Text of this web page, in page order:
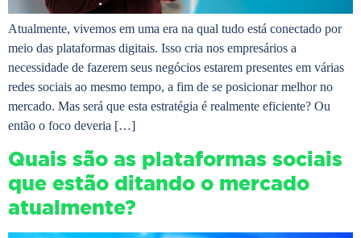
Atualmente, vivemos em uma era na qual tudo está conectado por
meio das plataformas digitais. Isso cria nos empresários a
necessidade de fazerem seus negócios estarem presentes em várias
redes sociais ao mesmo tempo, a fim de se posicionar melhor no
mercado. Mas será que esta estratégia é realmente eficiente? Ou
então o foco deveria […]
Quais são as plataformas sociais
que estão ditando o mercado
atualmente?